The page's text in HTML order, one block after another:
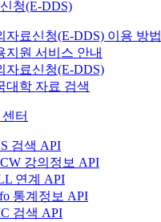
청(E-DDS)
자료신청(E-DDS) 이용 방법
지원 서비스 안내
자료신청(E-DDS)
대학 자료 검색
터
검색 API
강의정보 API
연계 API
통계정보 API
검색 API